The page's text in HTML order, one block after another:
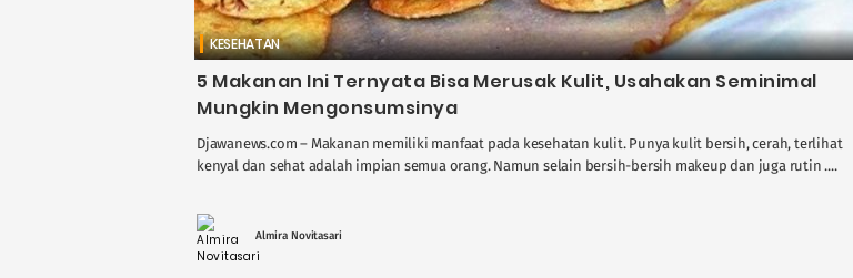
KESEHATAN
5 Makanan Ini Ternyata Bisa Merusak Kulit, Usahakan Seminimal
Mungkin Mengonsumsinya
Djawanews.com – Makanan memiliki manfaat pada kesehatan kulit. Punya kulit bersih, cerah, terlihat
kenyal dan sehat adalah impian semua orang. Namun selain bersih-bersih makeup dan juga rutin ....
Almira Novitasari